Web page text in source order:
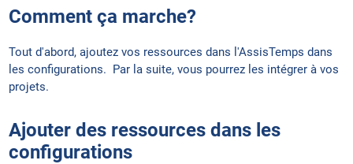
Comment ça marche?
Tout d'abord, ajoutez vos ressources dans l'AssisTemps dans
les configurations. Par la suite, vous pourrez les intégrer à vos
projets.
Ajouter des ressources dans les
configurations